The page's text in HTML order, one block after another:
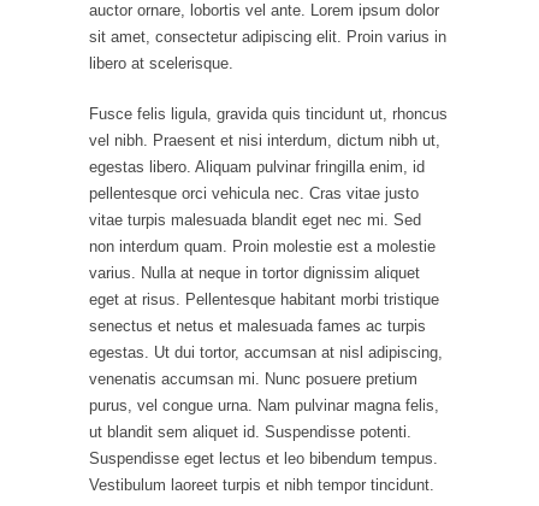
auctor ornare, lobortis vel ante. Lorem ipsum dolor
sit amet, consectetur adipiscing elit. Proin varius in
libero at scelerisque.
Fusce felis ligula, gravida quis tincidunt ut, rhoncus
vel nibh. Praesent et nisi interdum, dictum nibh ut,
egestas libero. Aliquam pulvinar fringilla enim, id
pellentesque orci vehicula nec. Cras vitae justo
vitae turpis malesuada blandit eget nec mi. Sed
non interdum quam. Proin molestie est a molestie
varius. Nulla at neque in tortor dignissim aliquet
eget at risus. Pellentesque habitant morbi tristique
senectus et netus et malesuada fames ac turpis
egestas. Ut dui tortor, accumsan at nisl adipiscing,
venenatis accumsan mi. Nunc posuere pretium
purus, vel congue urna. Nam pulvinar magna felis,
ut blandit sem aliquet id. Suspendisse potenti.
Suspendisse eget lectus et leo bibendum tempus.
Vestibulum laoreet turpis et nibh tempor tincidunt.